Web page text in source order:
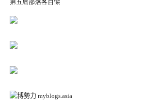
第五屆部落客百傑